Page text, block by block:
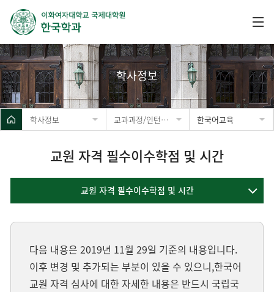
학사정보
학사정보 교과과정/인턴십 안내 한국어교육
교원 자격 필수이수학점 및 시간
교원 자격 필수이수학점 및 시간
다음 내용은 2019년 11월 29일 기준의 내용입니다.
이후 변경 및 추가되는 부분이 있을 수 있으니,한국어
교원 자격 심사에 대한 자세한 내용은 반드시 국립국